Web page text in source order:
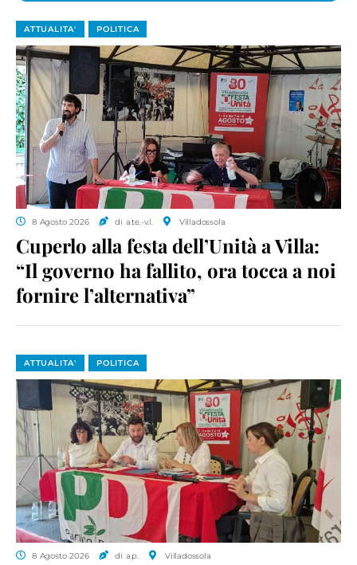
ATTUALITA' POLITICA
8 Agosto 2026 di a.te.-v.l. Villadossola
Cuperlo alla festa dell’Unità a Villa:
“Il governo ha fallito, ora tocca a noi
fornire l’alternativa”
ATTUALITA' POLITICA
8 Agosto 2026 di a.p. Villadossola